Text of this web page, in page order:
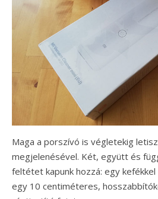
Maga a porszívó is végletekig
megjelenésével. Két, együtt és
feltétet kapunk hozzá: egy
egy 10 centiméteres,